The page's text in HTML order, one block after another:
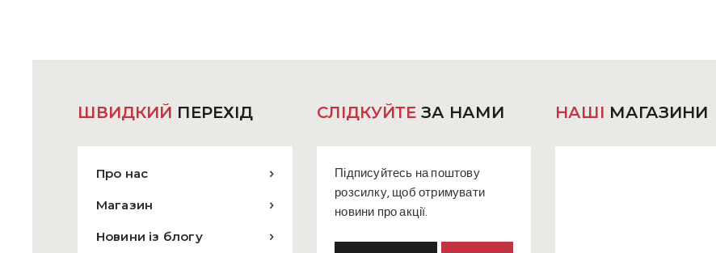
ШВИДКИЙ ПЕРЕХІД
Про нас
Магазин
Новини із блогу
СЛІДКУЙТЕЗА НАМИ
Підписуйтесь на поштову
розсилку, щоб отримувати
новини про акції.
НАШІ МАГАЗИНИ